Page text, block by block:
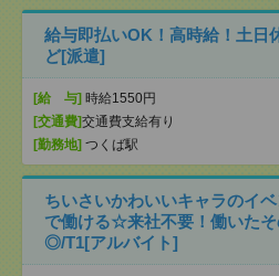
給与即払いOK！高時給！土日
ど[派遣]
[給 与] 時給1550円
[交通費]交通費支給有り
[勤務地] つくば駅
ちいさいかわいいキャラのイ
で働ける☆来社不要！働いた
◎/T1[アルバイト]